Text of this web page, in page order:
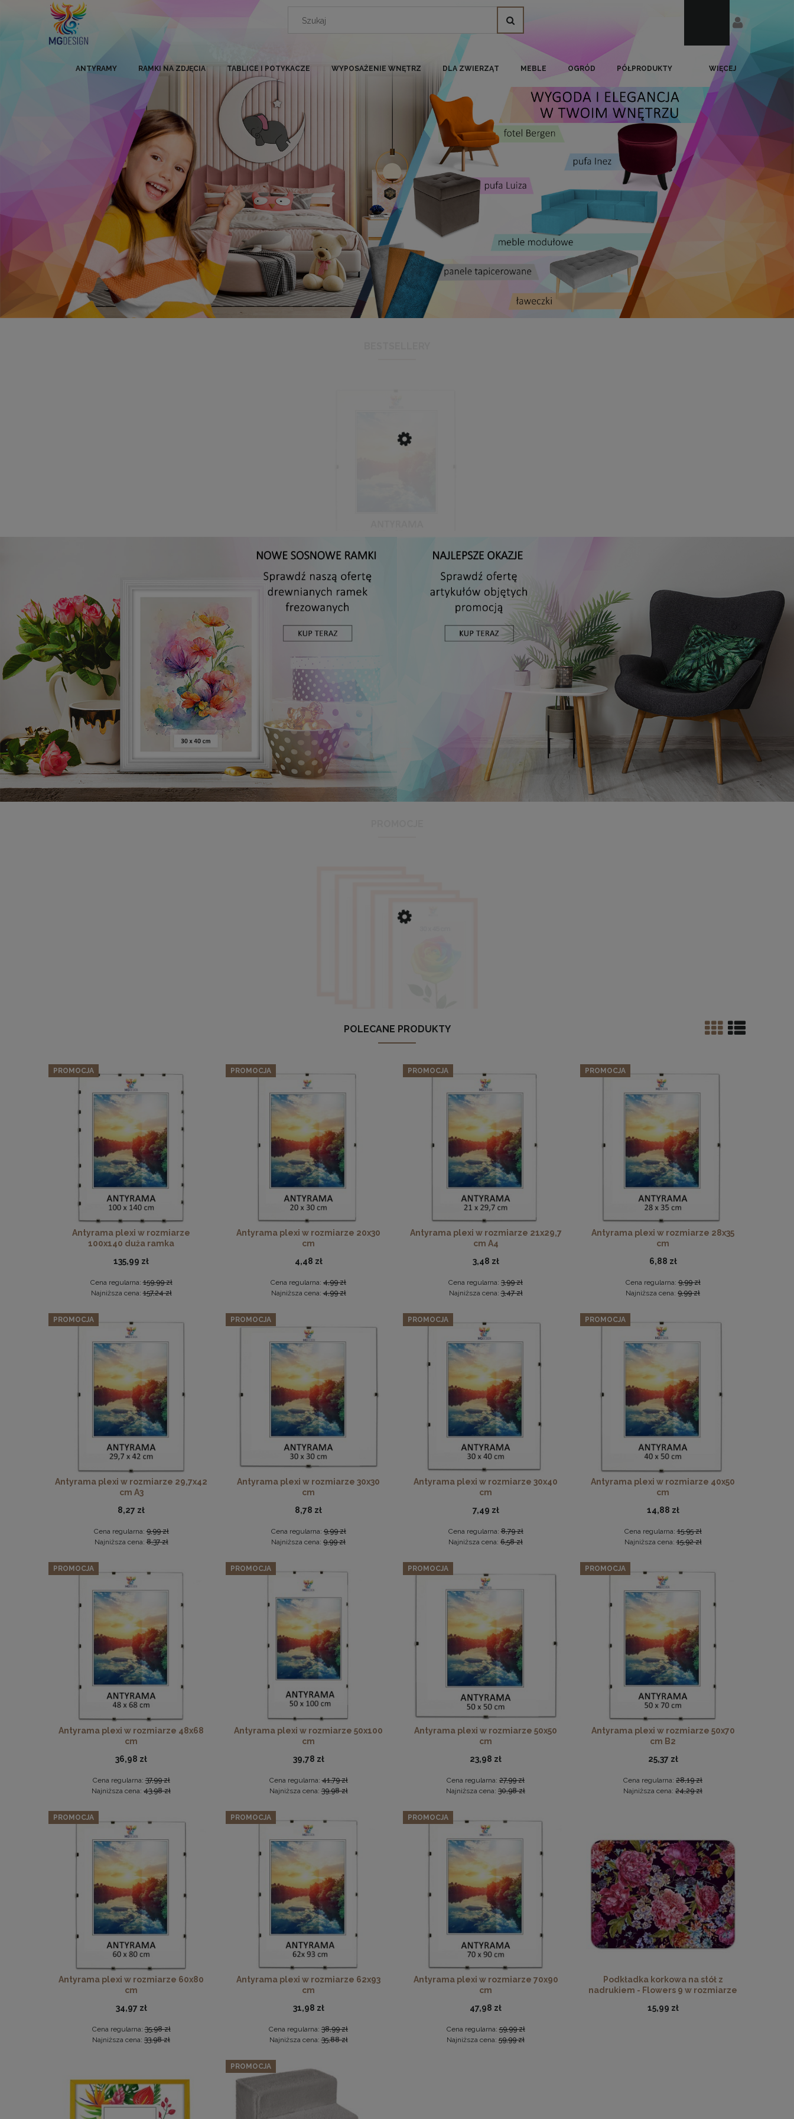
ANTYRAMY RAMKI NA ZDJĘCIA TABLICE I POTYKACZE WYPOSAŻENIE WNĘTRZ DLA ZWIERZĄT MEBLE OGRÓD PÓŁPRODUKTY WIĘCEJ
Antyrama plexi w rozmiarze 15x20 cm
DO KOSZYKA
Płyta HDF w rozmiarze 50x50 cm
Antyrama plexi w rozmiarze 70x100 cm
Ramka na zdjęcia 20x30 cm, drewniana w kolorze brązowym
Twarda podkładka korkowa z nadrukiem w rozmiarze 30x40 cm - Golden Florals
226,09 zł
Zestaw 3 szt. ramek na zdjęcia 25 x 35 cm z naturalnego drewna
Cena regularna:
Panel ścienny 90 x 15 cm tapicerowany 3D Wezgłowie w kolorze ciemnoszarym
DO KOSZYKA
Zestaw 3 szt. ramek na zdjęcia 45 x 60 cm czarnych, z naturalnego drewna
271,69 zł
POLECANE PRODUKTY
Antyrama plexi w rozmiarze
100x140 duża ramka
135,99 zł
Cena regularna:159,99 zł
Najniższa cena:157,24 zł
PROMOCJA
Antyrama plexi w rozmiarze 20x30
cm
4,48 zł
Cena regularna: 4,99 zł
Najniższa cena:4,99 zł
PROMOCJA
Antyrama plexi w rozmiarze 21x29,7
cm A4
3,48 zł
Cena regularna: 3,99 zł
Najniższa cena:3,47 zł
PROMOCJA
Antyrama plexi w rozmiarze 28x35
cm
6,88 zł
Cena regularna:9,99 zł
Najniższa cena: 9,99 zł
PROMOCJA
Antyrama plexi w rozmiarze 29,7x42
cm A3
8,27 zł
Cena regularna:9,99 zł
Najniższa cena:8,37 zł
PROMOCJA
Antyrama plexi w rozmiarze 30x30
cm
8,78 zł
Cena regularna:9,99 zł
Najniższa cena: 9,99 zł
PROMOCJA
Antyrama plexi w rozmiarze 30x40
cm
7,49 zł
Cena regularna:8,79 zł
Najniższa cena: 6,58 zł
PROMOCJA
Antyrama plexi w rozmiarze 40x50
cm
14,88 zł
Cena regularna:15,95 zł
Najniższa cena:15,92 zł
PROMOCJA
Antyrama plexi w rozmiarze 48x68
cm
36,98 zł
Cena regularna:37,99 zł
Najniższa cena: 43,98 zł
PROMOCJA
Antyrama plexi w rozmiarze 50x100
cm
39,78 zł
Cena regularna:41,79 zł
Najniższa cena:39,98 zł
PROMOCJA
Antyrama plexi w rozmiarze 50x50
cm
23,98 zł
Cena regularna: 27,99 zł
Najniższa cena: 30,98 zł
PROMOCJA
Antyrama plexi w rozmiarze 50x70
cm B2
25,37 zł
Cena regularna: 28,19 zł
Najniższa cena: 24,29 zł
PROMOCJA
Antyrama plexi w rozmiarze 60x80
cm
34,97 zł
Cena regularna:35,98 zł
Najniższa cena: 33,98 zł
PROMOCJA
Antyrama plexi w rozmiarze 62x93
cm
31,98 zł
Cena regularna: 38,99 zł
Najniższa cena:35,88 zł
PROMOCJA
Antyrama plexi w rozmiarze 70x90
cm
47,98 zł
Cena regularna:59,99 zł
Najniższa cena: 59,99 zł
PROMOCJA
Podkładka korkowa na stół z
nadrukiem - Flowers 9 w rozmiarze
15,99 zł
PROMOCJA